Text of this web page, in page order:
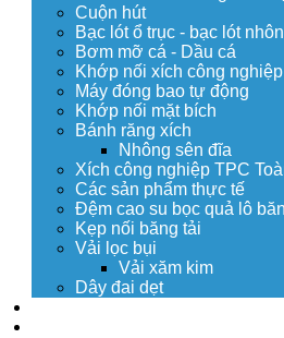
Cuộn hút
Bạc lót ổ trục - bạc lót
Bơm mỡ cá - Dầu cá
Khớp nối xích công nghiệp
Máy đóng bao tự động
Khớp nối mặt bích
Bánh răng xích
Nhông sên đĩa
Xích công nghiệp TPC
Các sản phẩm thực tế
Đệm cao su bọc quả lô
Kẹp nối băng tải
Vải lọc bụi
Vải xăm kim
Dây đai dẹt